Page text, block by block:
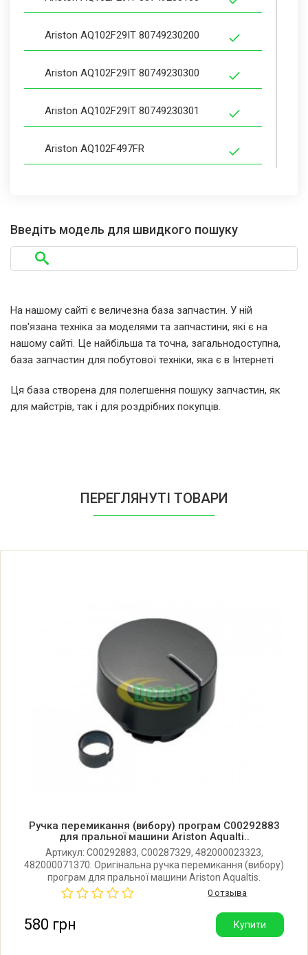
Ariston AQ102F29IT 80749230200
Ariston AQ102F29IT 80749230300
Ariston AQ102F29IT 80749230301
Ariston AQ102F497FR
Ariston AQ102F49FR
Ariston AQ102F49FR 80748680200
Ariston AQ102F49FR 80748680301
Ariston AQ103F49FR 80838760001
Ariston AQ103F49FR 80838760095
Ariston AQ103F49FR 80838760097
Ariston AQ103F69CEU
Ariston AQ103F69EU
Ariston AQ103F69EU 80766690100
Введіть модель для швидкого пошуку
На нашому сайті є величезна база запчастин. У ній
пов'язана техніка за моделями та запчастини, які є на
нашому сайті. Це найбільша та точна, загальнодоступна,
база запчастин для побутової техніки, яка є в Інтернеті
Ця база створена для полегшення пошуку запчастин, як
для майстрів, так і для роздрібних покупців.
ПЕРЕГЛЯНУТІ ТОВАРИ
Ручка перемикання (вибору) програм C00292883
для пральної машини Ariston Aqualti..
Артикул: C00292883, C00287329, 482000023323,
482000071370. Оригінальна ручка перемикання (вибору)
програм для пральної машини Ariston Aqualtis.
Виробник: Італія.
0 отзыва
580 грн Купити